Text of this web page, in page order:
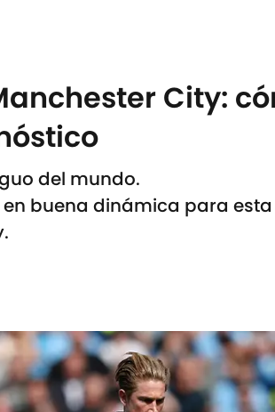
City:
del mundo.
en buena dinámica para